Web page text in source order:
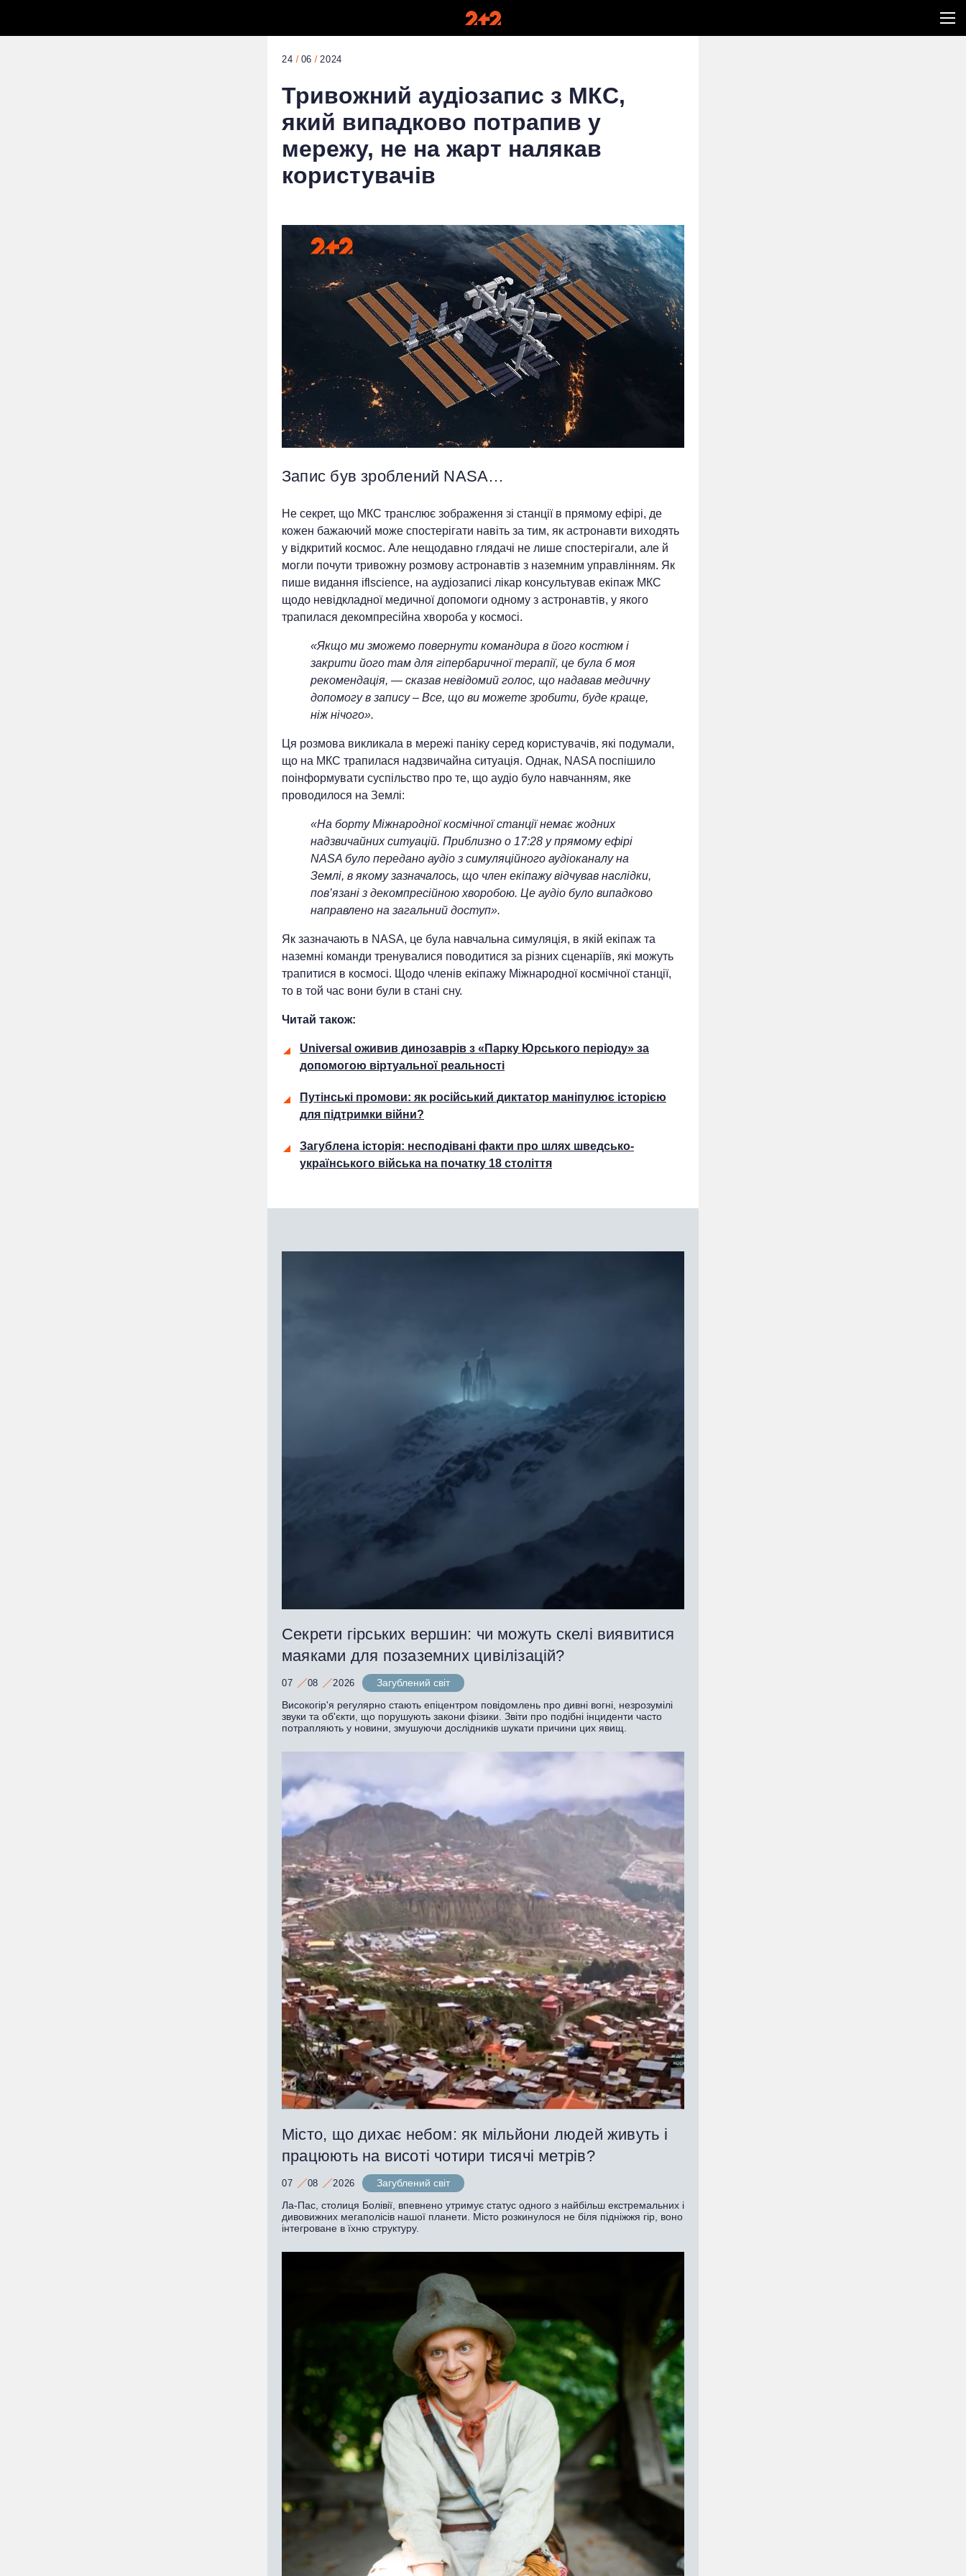
24 06 2024
Тривожний аудіозапис з МКС,
який випадково потрапив у
мережу, не на жарт налякав
користувачів
Запис був зроблений NASA…
Не секрет, що МКС транслює зображення зі станції в прямому ефірі, де
кожен бажаючий може спостерігати навіть за тим, як астронавти виходять
у відкритий космос. Але нещодавно глядачі не лише спостерігали, але й
могли почути тривожну розмову астронавтів з наземним управлінням. Як
пише видання iflscience, на аудіозаписі лікар консультував екіпаж МКС
щодо невідкладної медичної допомоги одному з астронавтів, у якого
трапилася декомпресійна хвороба у космосі.
«Якщо ми зможемо повернути командира в його костюм і
закрити його там для гіпербаричної терапії, це була б моя
рекомендація, — сказав невідомий голос, що надавав медичну
допомогу в запису – Все, що ви можете зробити, буде краще,
ніж нічого».
Ця розмова викликала в мережі паніку серед користувачів, які подумали,
що на МКС трапилася надзвичайна ситуація. Однак, NASA поспішило
поінформувати суспільство про те, що аудіо було навчанням, яке
проводилося на Землі:
«На борту Міжнародної космічної станції немає жодних
надзвичайних ситуацій. Приблизно о 17:28 у прямому ефірі
NASA було передано аудіо з симуляційного аудіоканалу на
Землі, в якому зазначалось, що член екіпажу відчував наслідки,
пов’язані з декомпресійною хворобою. Це аудіо було випадково
направлено на загальний доступ».
Як зазначають в NASA, це була навчальна симуляція, в якій екіпаж та
наземні команди тренувалися поводитися за різних сценаріїв, які можуть
трапитися в космосі. Щодо членів екіпажу Міжнародної космічної станції,
то в той час вони були в стані сну.
Читай також:
Universal оживив динозаврів з «Парку Юрського періоду» за
допомогою віртуальної реальності
Путінські промови: як російський диктатор маніпулює історією
для підтримки війни?
Загублена історія: несподівані факти про шлях шведсько-
українського війська на початку 18 століття
Секрети гірських вершин: чи можуть скелі виявитися
маяками для позаземних цивілізацій?
07 08 2026
Загублений світ
Високогір'я регулярно стають епіцентром повідомлень про дивні вогні, незрозумілі
звуки та об'єкти, що порушують закони фізики. Звіти про подібні інциденти часто
потрапляють у новини, змушуючи дослідників шукати причини цих явищ.
Місто, що дихає небом: як мільйони людей живуть і
працюють на висоті чотири тисячі метрів?
07 08 2026
Загублений світ
Ла-Пас, столиця Болівії, впевнено утримує статус одного з найбільш екстремальних і
дивовижних мегаполісів нашої планети. Місто розкинулося не біля підніжжя гір, воно
інтегроване в їхню структуру.